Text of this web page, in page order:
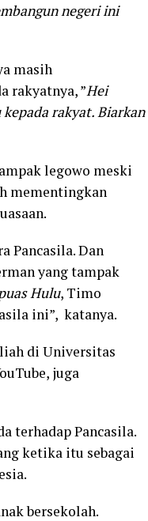
negeri ini
masih
rakyatnya, ”Hei
rakyat. Biarkan
legowo meski
mementingkan
Pancasila. Dan
yang tampak
Hulu, Timo
ini”, katanya.
di Universitas
juga
terhadap Pancasila.
ketika itu sebagai
bersekolah.